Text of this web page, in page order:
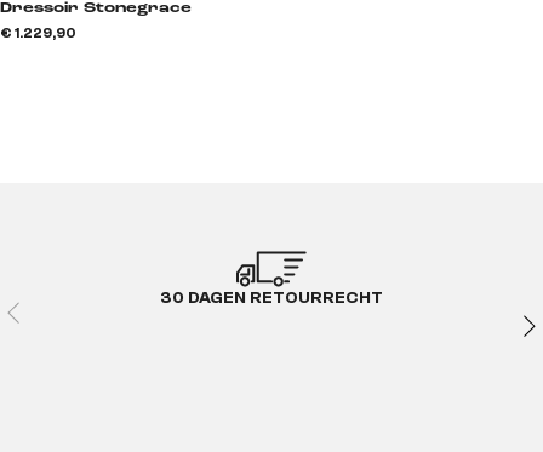
Dressoir Stonegrace
€ 1.229,90
30 DAGEN RETOURRECHT